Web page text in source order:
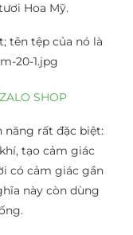
Hoa Mỹ.
SHOP
năng rất đặc biệt:
tạo cảm giác
có cảm giác gần
này còn dùng